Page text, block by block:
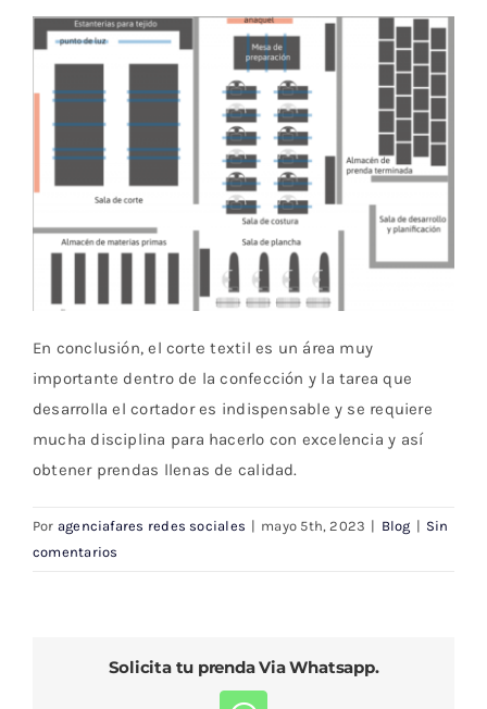
En conclusión, el corte textil es un área muy
importante dentro de la confección y la tarea que
desarrolla el cortador es indispensable y se requiere
mucha disciplina para hacerlo con excelencia y así
obtener prendas llenas de calidad.
Por agenciafares redes sociales | mayo 5th, 2023 | Blog | Sin
comentarios
Solicita tu prenda Via Whatsapp.